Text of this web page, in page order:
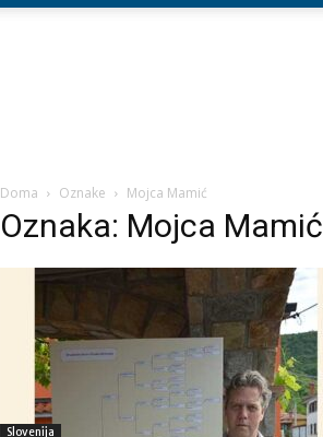
Doma Oznake Mojca Mamić
Oznaka: Mojca Mamić
Slovenija